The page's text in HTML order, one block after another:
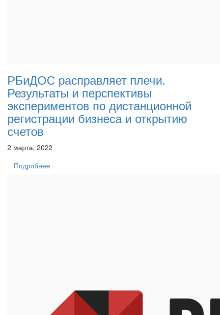
РБиДОС расправляет плечи.
Результаты и перспективы
экспериментов по дистанционной
регистрации бизнеса и открытию
счетов
2 марта, 2022
Подробнее